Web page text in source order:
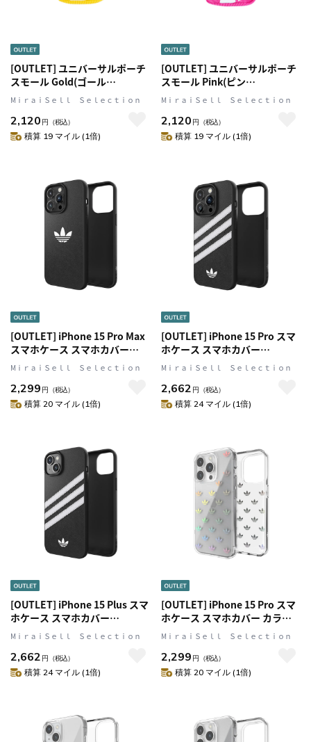
[OUTLET] ユニバーサルポーチ
スモール Gold(ゴール
ド)/Yellow(イエロー)/White(ホ
ワイト) Small Tech Pouch ロゴ
イヤホン/ガジェット/小物入れ
リング(カラビナ)付 adidas
MⅰｒａｉＳｅｌｌ Ｓｅｌｅｃｔｉｏｎ
2,120 円 （税込）
積算 19 マイル (1倍)
[OUTLET] ユニバーサルポーチ
スモール Pink(ピン
ク)/White(ホワイト) Small
Tech Pouch ロゴ イヤホン/ガジ
ェット/小物入れ リング(カラビ
ナ)付 adidas Originals[アディ
MⅰｒａｉＳｅｌｌ Ｓｅｌｅｃｔｉｏｎ
2,120 円 （税込）
積算 19 マイル (1倍)
[OUTLET] iPhone 15 Pro Max
スマホケース スマホカバー
ICONIC Black(ブラック) ロゴ
リジナルス]
MⅰｒａｉＳｅｌｌ Ｓｅｌｅｃｔｉｏｎ
2,299 円 （税込）
積算 20 マイル (1倍)
[OUTLET] iPhone 15 Pro スマ
ホケース スマホカバー
SAMBA(サンバ)シリーズ ロゴ
ト) adidas Originals[アディダ
ス オリジナルス]
MⅰｒａｉＳｅｌｌ Ｓｅｌｅｃｔｉｏｎ
2,662 円 （税込）
積算 24 マイル (1倍)
[OUTLET] iPhone 15 Plus スマ
ホケース スマホカバー
SAMBA(サンバ)シリーズ ロゴ
Black(ブラック)/White(ホワイ
ト) adidas Originals[アディダ
ス オリジナルス]
MⅰｒａｉＳｅｌｌ Ｓｅｌｅｃｔｉｏｎ
2,662 円 （税込）
積算 24 マイル (1倍)
[OUTLET] iPhone 15 Pro スマ
ホケース スマホカバー カラフ
ルホログラフィック ロゴ
ENTRY Colorful Clear(クリア)
adidas Originals[アディダス オ
リジナルス]
MⅰｒａｉＳｅｌｌ Ｓｅｌｅｃｔｉｏｎ
2,299 円 （税込）
積算 20 マイル (1倍)